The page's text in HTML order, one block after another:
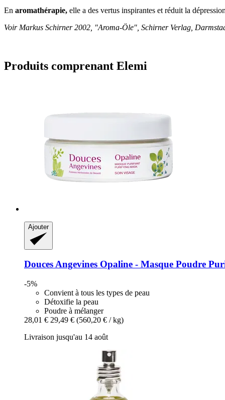
En aromathérapie, elle a des vertus inspirantes et réduit la
Voir Markus Schirner 2002, "Aroma-Öle", Schirner Verlag,
Produits comprenant Elemi
Ajouter
Douces Angevines Opaline -​ Masque Poudre
-5%
Convient à tous les types de peau
Détoxifie la peau
Poudre à mélanger
28,01 € 29,49 € (560,20 € / kg)
Livraison jusqu'au 14 août